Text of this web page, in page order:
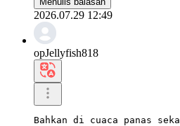
2026.07.29 12:49
opJellyfish818
Bahkan di cuaca panas